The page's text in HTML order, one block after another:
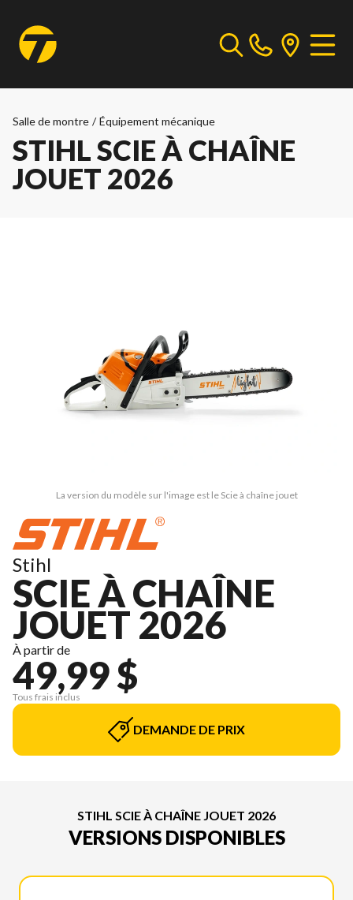
Salle de montre / Équipement mécanique
STIHL SCIE À CHAÎNE
JOUET 2026
La version du modèle sur l'image est le Scie à chaîne jouet
Stihl
SCIE À CHAÎNE
JOUET 2026
À partir de
49,99 $
Tous frais inclus
DEMANDE DE PRIX
STIHL SCIE À CHAÎNE JOUET 2026
VERSIONS DISPONIBLES